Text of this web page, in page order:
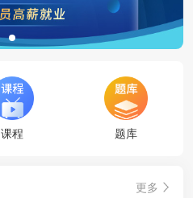
课程 题库
更多